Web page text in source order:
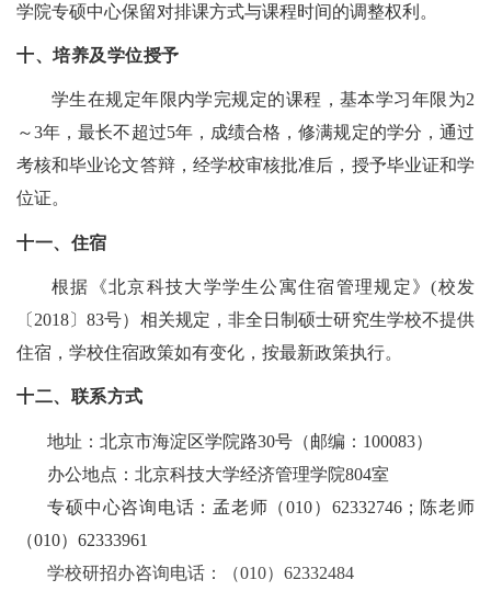
学院专硕中心保留对排课方式与课程时间的调整权利。
十、培养及学位授予
学生在规定年限内学完规定的课程，基本学习年限为2
～3年，最长不超过5年，成绩合格，修满规定的学分，通过
考核和毕业论文答辩，经学校审核批准后，授予毕业证和学
位证。
十一、住宿
根据《北京科技大学学生公寓住宿管理规定》(校发
〔2018〕83号）相关规定，非全日制硕士研究生学校不提供
住宿，学校住宿政策如有变化，按最新政策执行。
十二、联系方式
地址：北京市海淀区学院路30号（邮编：100083）
办公地点：北京科技大学经济管理学院804室
专硕中心咨询电话：孟老师（010）62332746；陈老师
（010）62333961
学校研招办咨询电话：（010）62332484